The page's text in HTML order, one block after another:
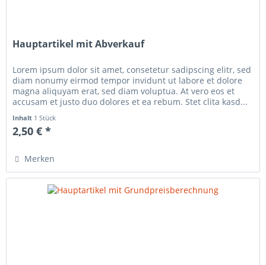
Hauptartikel mit Abverkauf
Lorem ipsum dolor sit amet, consetetur sadipscing elitr, sed
diam nonumy eirmod tempor invidunt ut labore et dolore
magna aliquyam erat, sed diam voluptua. At vero eos et
accusam et justo duo dolores et ea rebum. Stet clita kasd...
Inhalt 1 Stück
2,50 € *
Merken